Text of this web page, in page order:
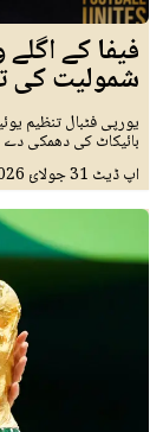
شمولیت کی
یورپی فٹبال تنظیم
بائیکاٹ کی دھمکی
اپ ڈیٹ 31 جولائ 2026